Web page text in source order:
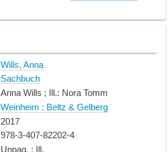
Wills, Anna
Sachbuch
Anna Wills ; Ill.: Nora Tomm
Weinheim : Beltz & Gelberg
2017
978-3-407-82202-4
Unpag. : Ill.